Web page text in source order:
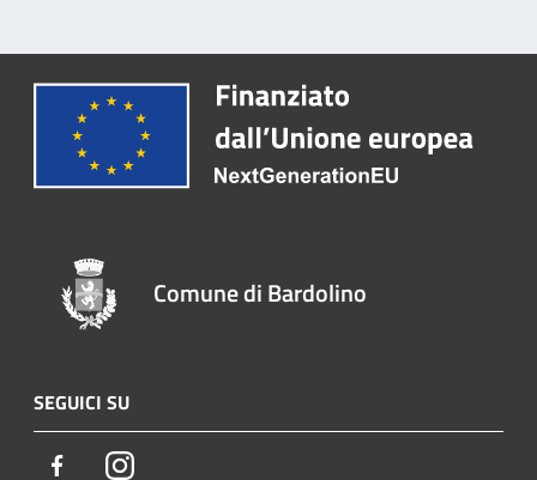
Comune di Bardolino
SEGUICI SU
FacebookInstagram